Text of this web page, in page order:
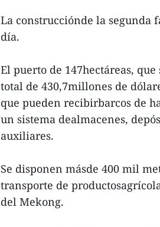
La construcciónde la segunda
día.
El puerto de 147hectáreas,
total de 430,7millones de
que pueden recibirbarcos de
un sistema dealmacenes,
auxiliares.
Se disponen másde 400 mil
transporte de
del Mekong.